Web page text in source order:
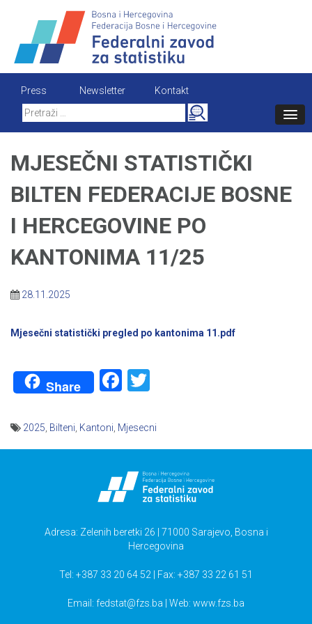
content
Press Newsletter
Kontakt
Search
for:
MJESEČNI STATISTIČKI
BILTEN FEDERACIJE BOSNE
I HERCEGOVINE PO
KANTONIMA 11/25
28.11.2025
Mjesečni statistički pregled po kantonima 11.pdf
Share Facebook
2025 Bilteni Kantoni Mjesecni
Adresa: Zelenih beretki 26 | 71000 Sarajevo, Bosna i
Hercegovina
Tel: +387 33 20 64 52 | Fax: +387 33 22 61 51
Email: fedstat@fzs.ba | Web: www.fzs.ba